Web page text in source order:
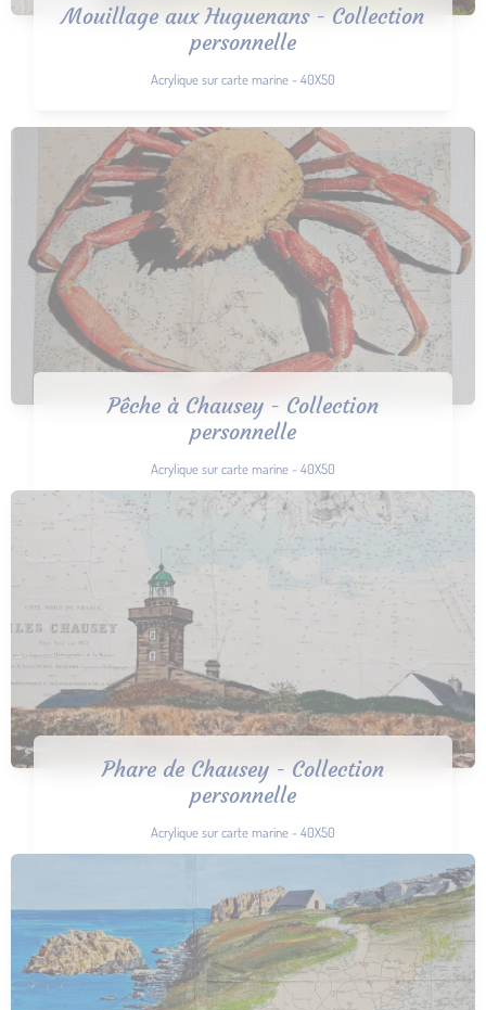
Mouillage aux Huguenans - Collection
personnelle
Acrylique sur carte marine - 40X50
Pêche à Chausey - Collection
personnelle
Acrylique sur carte marine - 40X50
Phare de Chausey - Collection
personnelle
Acrylique sur carte marine - 40X50